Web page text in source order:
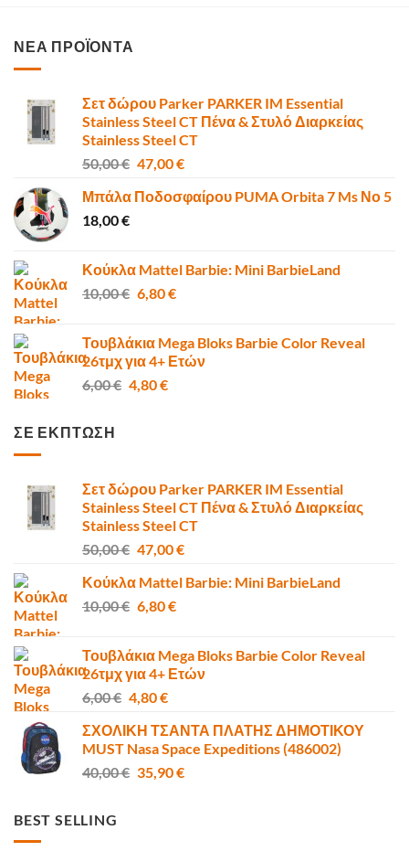
ΝΕΑ ΠΡΟΪΟΝΤΑ
Σετ δώρου Parker PARKER IM Essential
Stainless Steel CT Πένα & Στυλό Διαρκείας
Stainless Steel CT
50,00€ Original
was:
47,00€Η
τιμή
Μπάλα Ποδοσφαίρου PUMA Orbita 7 Ms Νο 5
18,00€
Κούκλα Mattel Barbie: Mini BarbieLand
10,00€ Original
10,00 €.
6,80€Η
είναι:
6,80 €.
Τουβλάκια Mega Bloks Barbie Color Reveal
26τμχ για 4+ Ετών
6,00€ Original
4,80€Η
ΣΕ ΕΚΠΤΩΣΗ
Σετ δώρου Parker PARKER IM Essential
Stainless Steel CT Πένα & Στυλό Διαρκείας
Stainless Steel CT
50,00€ Original
was:
50,00 €.
47,00€Η
τιμή
Κούκλα Mattel Barbie: Mini BarbieLand
10,00€ Original
10,00 €.
6,80€Η
είναι:
6,80 €.
Τουβλάκια Mega Bloks Barbie Color Reveal
26τμχ για 4+ Ετών
6,00€ Original
was:
6,00 €.
4,80€Η
τιμή
είναι:
4,80 €.
ΣΧΟΛΙΚΗ ΤΣΑΝΤΑ ΠΛΑΤΗΣ ΔΗΜΟΤΙΚΟΥ
MUST Nasa Space Expeditions (486002)
40,00€ Original
35,90€Η
BEST SELLING